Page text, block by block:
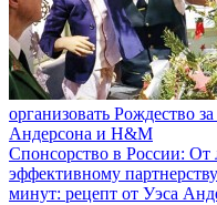
организовать Рождество
Андерсона и H&M
Спонсорство в России: От
эффективному партнерству
минут: рецепт от Уэса